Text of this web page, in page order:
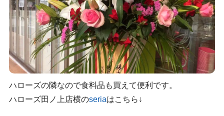
ハローズの隣なので食料品も買えて便利です。
ハローズ田ノ上店横のseriaはこちら↓